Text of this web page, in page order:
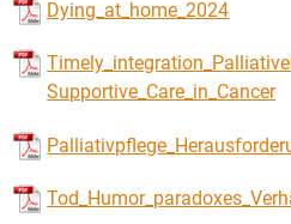
Dying_at_home_2024
Supportive_Care_in_Cancer